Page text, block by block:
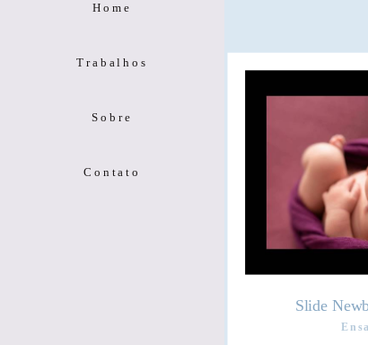
Home
Trabalhos
Sobre
Contato
Slide